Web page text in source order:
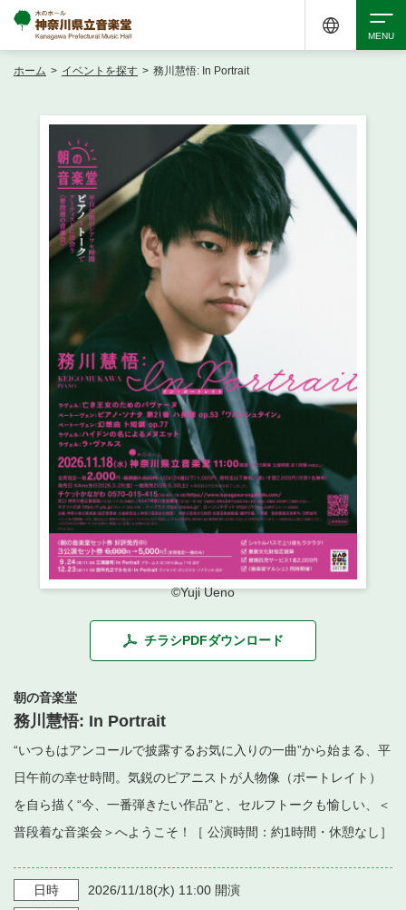
イベントを探す
・ イベントカレンダー
・ 館内サービス・アクセシビリティ
・ フロアマップ
・ 交通案内
・ よくある質問
施設を借りる
・ 施設を借りる
・ 空き状況
・ 抽選対象日
・ 利用料金
音楽堂について
・ 音楽堂のご案内
・ フロアマップ
・ 建築見学ツアー
神奈川県立音楽堂
アクセシビリティ 交通案内
ホーム > イベントを探す > 務川慧悟: In Portrait
©︎Yuji Ueno
チラシPDFダウンロード
朝の音楽堂
務川慧悟: In Portrait
“いつもはアンコールで披露するお気に入りの一曲”から始まる、平
日午前の幸せ時間。気鋭のピアニストが人物像（ポートレイト）
を自ら描く“今、一番弾きたい作品”と、セルフトークも愉しい、＜
普段着な音楽会＞へようこそ！［ 公演時間：約1時間・休憩なし］
日時 2026/11/18(水) 11:00 開演